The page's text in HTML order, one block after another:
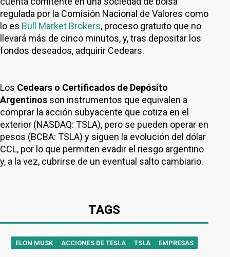
regulada por la Comisión Nacional de Valores como
lo es Bull Market Brokers, proceso gratuito que no
llevará más de cinco minutos, y, tras depositar los
fondos deseados, adquirir Cedears.
Los Cedears o Certificados de Depósito
Argentinos son instrumentos que equivalen a
comprar la acción subyacente que cotiza en el
exterior (NASDAQ: TSLA), pero se pueden operar en
pesos (BCBA: TSLA) y siguen la evolución del dólar
CCL, por lo que permiten evadir el riesgo argentino
y, a la vez, cubrirse de un eventual salto cambiario.
TAGS
ELON MUSK ACCIONES DE TESLA TSLA EMPRESAS